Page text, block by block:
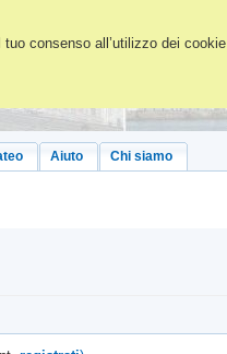
consenso all’utilizzo dei cookie
Aiuto Chi siamo